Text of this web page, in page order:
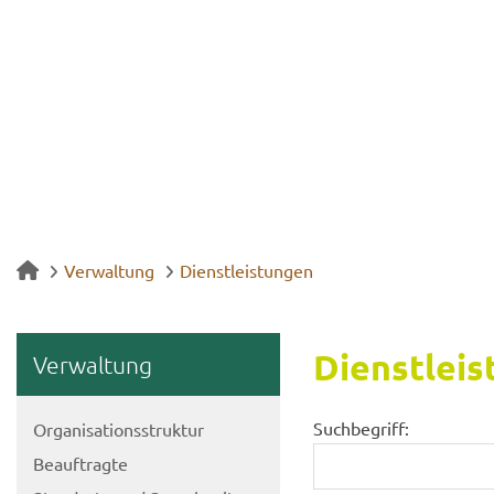
Verwaltung Dienstleistungen
Ver­wal­tung
Or­ga­ni­sa­ti­ons­struk­tur
Be­auf­trag­te
Suchbegriff: